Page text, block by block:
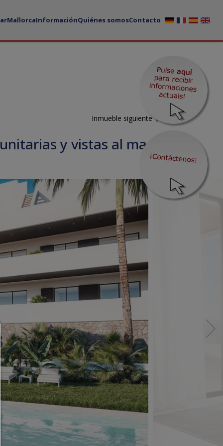
MallorcaInformaciónQuiénes somosContacto
Inmueble siguiente
y vistas al mar
Administradores de consentimiento
AYUDA
Para continuar,debe hacer una selección de
continuación encontrará una explicación de las
opciones y su significado.
permitir todo:
Cualquier cookie,como cookies de seguimiento y